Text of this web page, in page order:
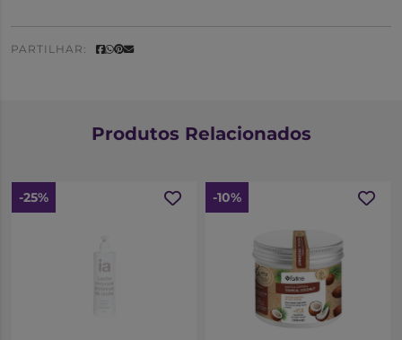
PARTILHAR:
Produtos Relacionados
-25% -10%